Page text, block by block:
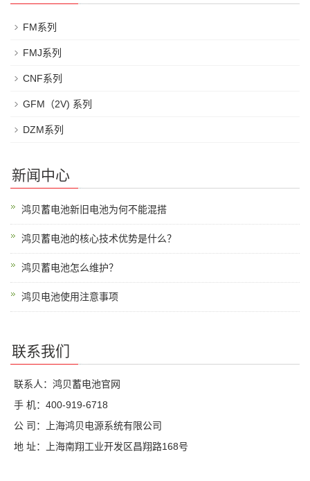
FM系列
FMJ系列
CNF系列
GFM（2V) 系列
DZM系列
新闻中心
鸿贝蓄电池新旧电池为何不能混搭
鸿贝蓄电池的核心技术优势是什么？
鸿贝蓄电池怎么维护？
鸿贝电池使用注意事项
联系我们
联系人：鸿贝蓄电池官网
手 机：400-919-6718
公 司：上海鸿贝电源系统有限公司
地 址：上海南翔工业开发区昌翔路168号